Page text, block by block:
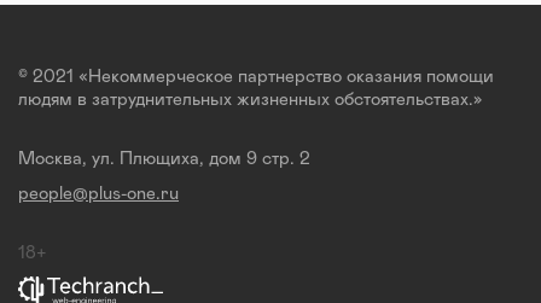
© 2021 «Некоммерческое партнерство оказания помощи
людям в затруднительных жизненных обстоятельствах.»
Москва, ул. Плющиха, дом 9 стр. 2
people@plus-one.ru
18+